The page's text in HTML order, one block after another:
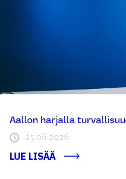
Aallon harjalla
25.06.2026
LUE LISÄÄ